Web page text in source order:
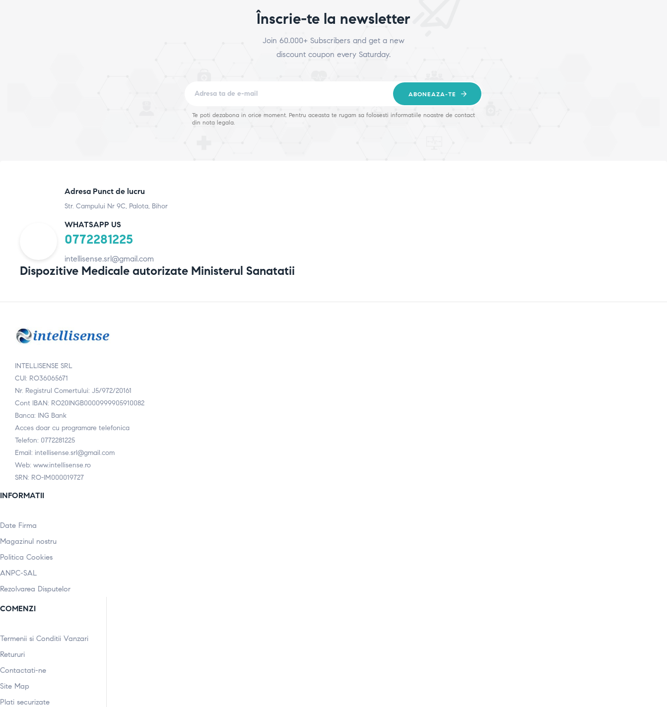
Înscrie-te la newsletter
Join 60.000+ Subscribers and get a new
discount coupon every Saturday.
ABONEAZA-TE
Te poti dezabona in orice moment. Pentru aceasta te rugam sa folosesti informatiile noastre de contact
din nota legala.
Adresa Punct de lucru
Str. Campului Nr 9C, Palota, Bihor
WHATSAPP US
0772281225
intellisense.srl@gmail.com
Dispozitive Medicale autorizate Ministerul Sanatatii
INTELLISENSE SRL
CUI: RO36065671
Nr. Registrul Comertului: J5/972/20161
Cont IBAN: RO20INGB0000999905910082
Banca: ING Bank
Acces doar cu programare telefonica
Telefon: 0772281225
Email: intellisense.srl@gmail.com
Web: www.intellisense.ro
SRN: RO-IM000019727
INFORMATII
Date Firma
Magazinul nostru
Politica Cookies
ANPC-SAL
Rezolvarea Disputelor
COMENZI
Termenii si Conditii Vanzari
Retururi
Contactati-ne
Site Map
Plati securizate